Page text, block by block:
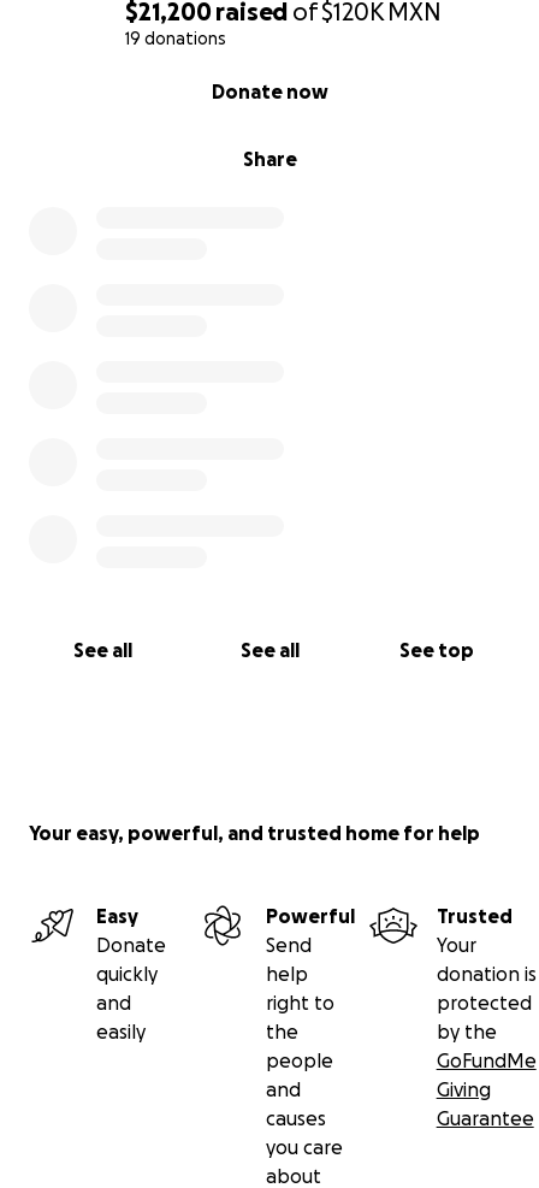
$21,200raised of$120K MXN
19 donations
Share
Donate now
See all See all See top
Your easy, powerful, and trusted home for help
Easy
Donate
quickly
and
easily
Powerful
Send
help
right to
the
people
and
causes
you care
about
Trusted
Your
donation is
protected
by the
GoFundMe
Giving
Guarantee